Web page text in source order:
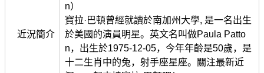
近況簡介
n）
寶拉·巴頓曾經就讀於南加州大學, 是一名出生
於美國的演員明星。英文名叫做Paula Patto
n，出生於1975-12-05，今年年齡是50歲，是
十二生肖中的兔，射手座星座。關注最新近